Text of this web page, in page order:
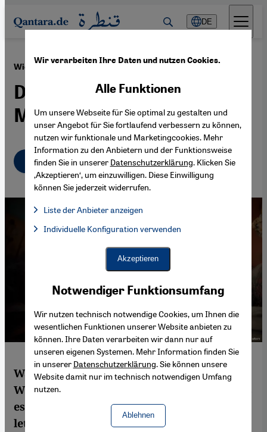
Direkt zum Inhalt springen
DE
Wiederaufbau in Gaza ·01.10.2014
Die Zerstörung der
Mittelschicht
Deutsch English عربي
Was wird aus dem Gazastreifen? Die US-
Wissenschaftlerin Sara Roy bezweifelt, dass
es für Gaza und seine Bewohner nach der
letzten israelischen Offensive eine Zukunft
Wir verarbeiten Ihre Daten und nutzen Cookies.
Notwendiger Funktionsumfang
Wir nutzen technisch notwendige Cookies, um Ihnen die
wesentlichen Funktionen unserer Website anbieten zu
können. Ihre Daten verarbeiten wir dann nur auf
unseren eigenen Systemen. Mehr Information finden Sie
in unserer Datenschutzerklärung. Sie können unsere
Website damit nur im technisch notwendigen Umfang
nutzen.
Ablehnen
Alle Funktionen
Um unsere Webseite für Sie optimal zu gestalten und
unser Angebot für Sie fortlaufend verbessern zu können,
nutzen wir funktionale und Marketingcookies. Mehr
Information zu den Anbietern und der Funktionsweise
finden Sie in unserer Datenschutzerklärung. Klicken Sie
‚Akzeptieren‘, um einzuwilligen. Diese Einwilligung
können Sie jederzeit widerrufen.
Liste der Anbieter anzeigen
Facebook Embed / Facebook Connect, Google Maps Embed,
Facebook Embed / Facebook Connect
Google Maps Embed
Individuelle Konfiguration verwenden
Akzeptieren